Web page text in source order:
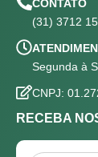
CONTATO
(31) 3712
Segunda à
CNPJ:
RECEBA